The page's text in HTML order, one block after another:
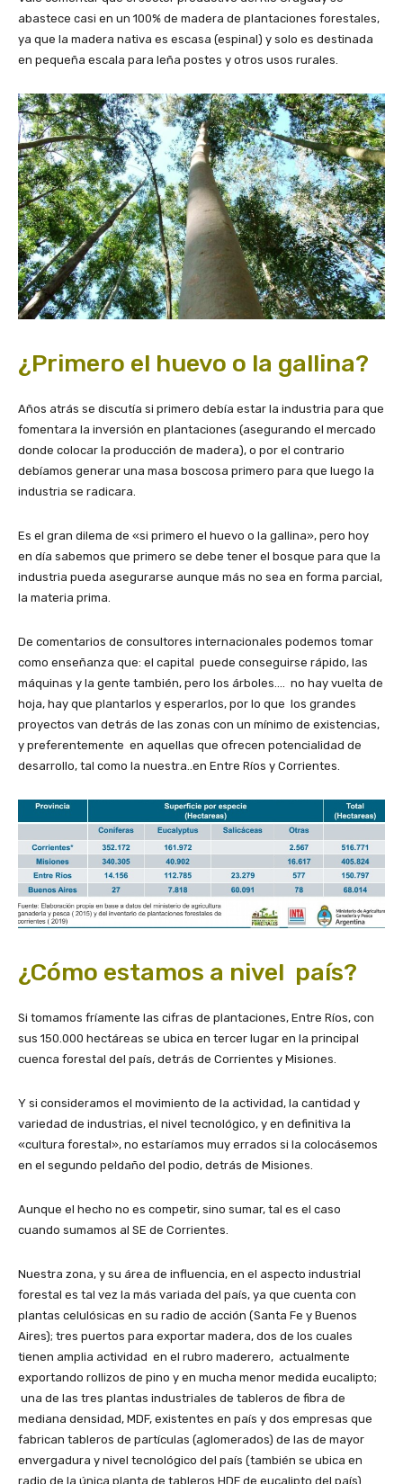
abastece casi en un 100% de madera de plantaciones forestales,
ya que la madera nativa es escasa (espinal) y solo es destinada
en pequeña escala para leña postes y otros usos rurales.
¿Primero el huevo o la gallina?
Años atrás se discutía si primero debía estar la industria para que
fomentara la inversión en plantaciones (asegurando el mercado
donde colocar la producción de madera), o por el contrario
debíamos generar una masa boscosa primero para que luego la
industria se radicara.
Es el gran dilema de «si primero el huevo o la gallina», pero hoy
en día sabemos que primero se debe tener el bosque para que la
industria pueda asegurarse aunque más no sea en forma parcial,
la materia prima.
De comentarios de consultores internacionales podemos tomar
como enseñanza que: el capital puede conseguirse rápido, las
máquinas y la gente también, pero los árboles…. no hay vuelta de
hoja, hay que plantarlos y esperarlos, por lo que los grandes
proyectos van detrás de las zonas con un mínimo de existencias,
y preferentemente en aquellas que ofrecen potencialidad de
desarrollo, tal como la nuestra..en Entre Ríos y Corrientes.
¿Cómo estamos a nivel país?
Si tomamos fríamente las cifras de plantaciones, Entre Ríos, con
sus 150.000 hectáreas se ubica en tercer lugar en la principal
cuenca forestal del país, detrás de Corrientes y Misiones.
Y si consideramos el movimiento de la actividad, la cantidad y
variedad de industrias, el nivel tecnológico, y en definitiva la
«cultura forestal», no estaríamos muy errados si la colocásemos
en el segundo peldaño del podio, detrás de Misiones.
Aunque el hecho no es competir, sino sumar, tal es el caso
cuando sumamos al SE de Corrientes.
Nuestra zona, y su área de influencia, en el aspecto industrial
forestal es tal vez la más variada del país, ya que cuenta con
plantas celulósicas en su radio de acción (Santa Fe y Buenos
Aires); tres puertos para exportar madera, dos de los cuales
tienen amplia actividad en el rubro maderero, actualmente
exportando rollizos de pino y en mucha menor medida eucalipto;
una de las tres plantas industriales de tableros de fibra de
mediana densidad, MDF, existentes en país y dos empresas que
fabrican tableros de partículas (aglomerados) de las de mayor
envergadura y nivel tecnológico del país (también se ubica en
radio de la única planta de tableros HDF de eucalipto del país).